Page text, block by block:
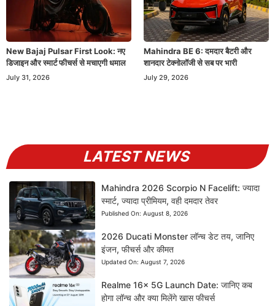
New Bajaj Pulsar First Look: नए
डिजाइन और स्मार्ट फीचर्स से मचाएगी धमाल
July 31, 2026
Mahindra BE 6: दमदार बैटरी और
शानदार टेक्नोलॉजी से सब पर भारी
July 29, 2026
LATEST NEWS
Mahindra 2026 Scorpio N Facelift: ज्यादा
स्मार्ट, ज्यादा प्रीमियम, वही दमदार तेवर
Published On: August 8, 2026
2026 Ducati Monster लॉन्च डेट तय, जानिए
इंजन, फीचर्स और कीमत
Updated On: August 7, 2026
Realme 16x 5G Launch Date: जानिए कब
होगा लॉन्च और क्या मिलेंगे खास फीचर्स